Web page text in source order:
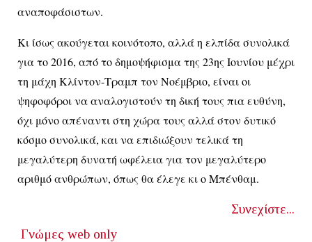
αναποφάσιστων.
Κι ίσως ακούγεται κοινότοπο, αλλά η ελπίδα συνολικά
για το 2016, από το δημοψήφισμα της 23ης Ιουνίου μέχρι
τη μάχη Κλίντον-Τραμπ τον Νοέμβριο, είναι οι
ψηφοφόροι να αναλογιστούν τη δική τους πια ευθύνη,
όχι μόνο απέναντι στη χώρα τους αλλά στον δυτικό
κόσμο συνολικά, και να επιδιώξουν τελικά τη
μεγαλύτερη δυνατή ωφέλεια για τον μεγαλύτερο
αριθμό ανθρώπων, όπως θα έλεγε κι ο Μπένθαμ.
Συνεχίστε...
Γνώμες web only